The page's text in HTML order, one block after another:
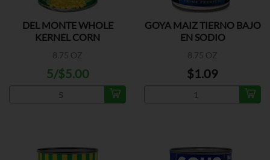
DEL MONTE WHOLE
KERNEL CORN
8.75 OZ
5/$5.00
GOYA MAIZ TIERNO BAJO
EN SODIO
8.75 OZ
$1.09